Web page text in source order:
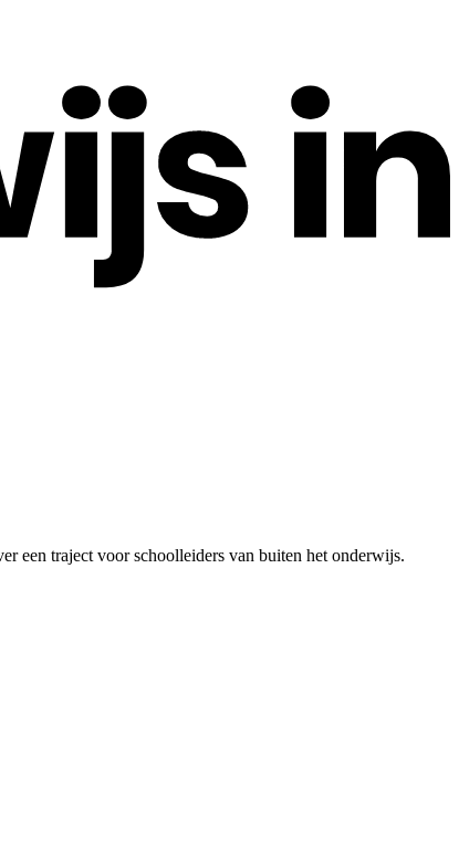
een traject voor schoolleiders van buiten het onderwijs.